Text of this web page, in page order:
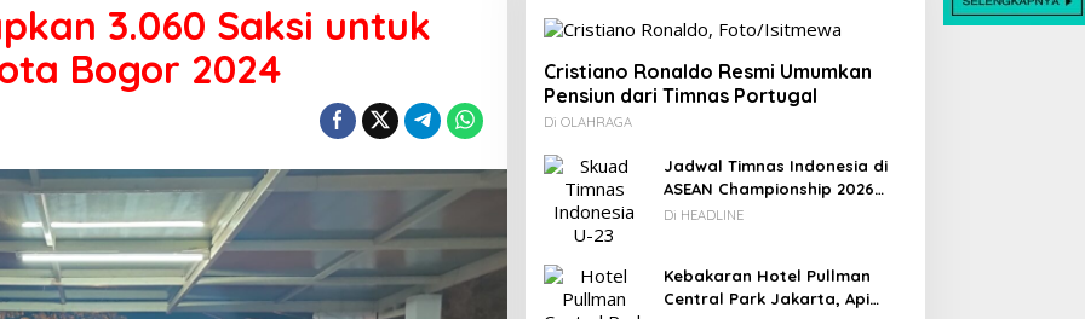
3.060 Saksi untuk
Bogor 2024
Cristiano Ronaldo Resmi Umumkan
Pensiun dari Timnas Portugal
Di OLAHRAGA
Jadwal Timnas Indonesia di
ASEAN Championship 2026
Lengkap, Lawan Kamboja
Di HEADLINE
Kebakaran Hotel Pullman
Central Park Jakarta, Api